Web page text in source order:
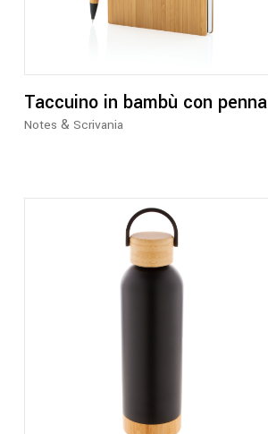
Taccuino in bambù con penna
Notes &Scrivania
Questo
varianti.